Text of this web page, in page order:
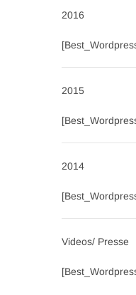
2016
2015
2014
Videos/ Presse